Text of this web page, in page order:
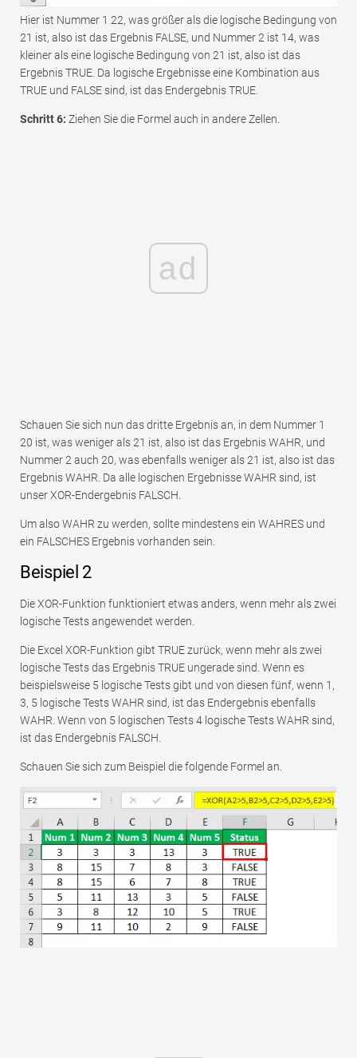
Hier ist Nummer 1 22, was größer als die logische Bedingung von
21 ist, also ist das Ergebnis FALSE, und Nummer 2 ist 14, was
kleiner als eine logische Bedingung von 21 ist, also ist das
Ergebnis TRUE. Da logische Ergebnisse eine Kombination aus
TRUE und FALSE sind, ist das Endergebnis TRUE.
Schritt 6: Ziehen Sie die Formel auch in andere Zellen.
ad
Schauen Sie sich nun das dritte Ergebnis an, in dem Nummer 1
20 ist, was weniger als 21 ist, also ist das Ergebnis WAHR, und
Nummer 2 auch 20, was ebenfalls weniger als 21 ist, also ist das
Ergebnis WAHR. Da alle logischen Ergebnisse WAHR sind, ist
unser XOR-Endergebnis FALSCH.
Um also WAHR zu werden, sollte mindestens ein WAHRES und
ein FALSCHES Ergebnis vorhanden sein.
Beispiel 2
Die XOR-Funktion funktioniert etwas anders, wenn mehr als zwei
logische Tests angewendet werden.
Die Excel XOR-Funktion gibt TRUE zurück, wenn mehr als zwei
logische Tests das Ergebnis TRUE ungerade sind. Wenn es
beispielsweise 5 logische Tests gibt und von diesen fünf, wenn 1,
3, 5 logische Tests WAHR sind, ist das Endergebnis ebenfalls
WAHR. Wenn von 5 logischen Tests 4 logische Tests WAHR sind,
ist das Endergebnis FALSCH.
Schauen Sie sich zum Beispiel die folgende Formel an.